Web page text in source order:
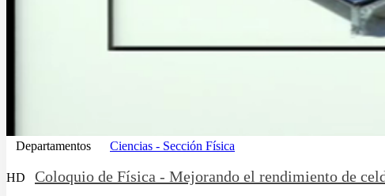
Departamentos Ciencias - Sección Física
HD Coloquio de Física - Mejorando el rendimiento de